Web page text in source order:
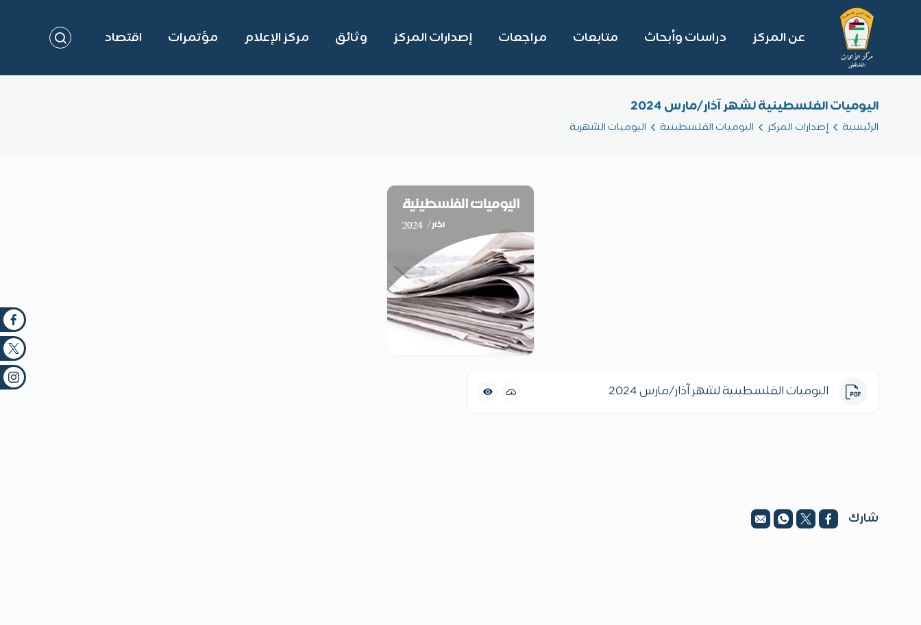
عن المركز دراسات وأبحاث متابعات مراجعات إصدارات المركز وثائق مركز الإعلام مؤتمرات اقتصاد
اليوميات الفلسطينية لشهر آذار/مارس 2024
الرئيسية إصدارات المركز اليوميات الفلسطينية اليوميات الشهرية
اليوميات الفلسطينية لشهر آذار/مارس 2024
شارك